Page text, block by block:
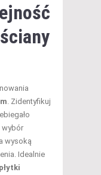
. Zidentyfikuj
wybór
wysoką
Idealnie
płytki